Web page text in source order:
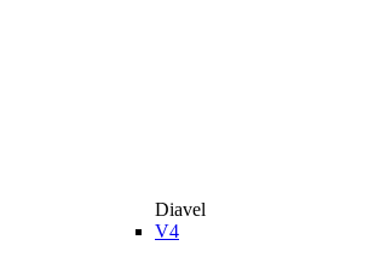
Diavel
V4